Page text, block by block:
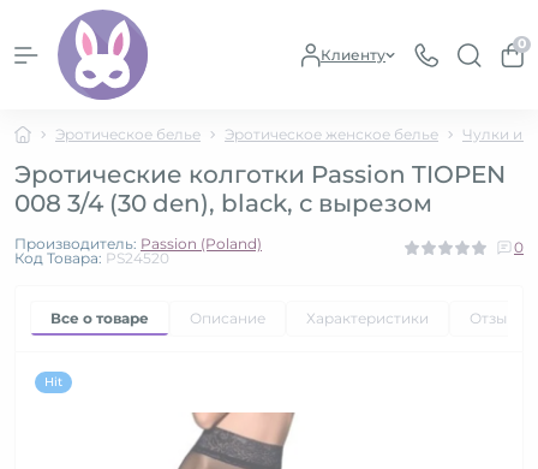
Клиенту
0
Эротическое белье Эротическое женское белье Чулки и
Эротические колготки Passion TIOPEN
008 3/4 (30 den), black, с вырезом
Производитель: Passion (Poland)
Код Товара: PS24520
0
Все о товаре Описание Характеристики Отзывы
Hit